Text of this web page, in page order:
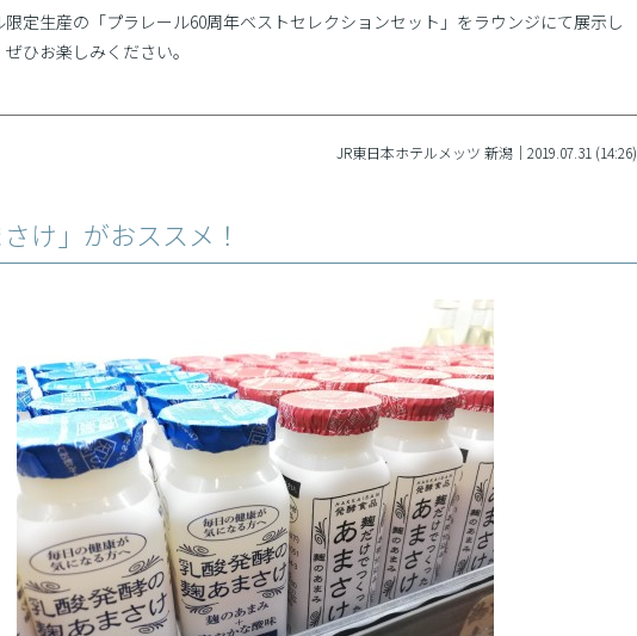
限定生産の「プラレール60周年ベストセレクションセット」をラウンジにて展示し
ひお楽しみください。
JR東日本ホテルメッツ 新潟｜2019.07.31 (14:26)
け」がおススメ！